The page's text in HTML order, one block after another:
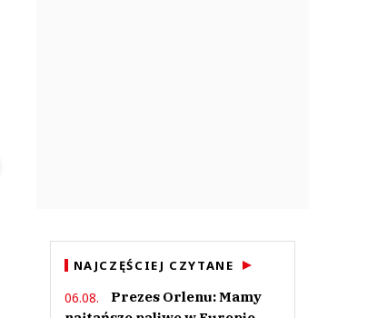
NAJCZĘŚCIEJ CZYTANE
06.08.
Prezes Orlenu: Mamy